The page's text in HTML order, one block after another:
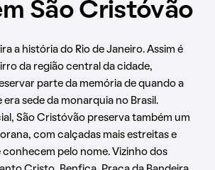
São Cristóvão
a história do Rio de Janeiro. Assim é
da região central da cidade,
parte da memória de quando a
sede da monarquia no Brasil.
São Cristóvão preserva também um
com calçadas mais estreitas e
conhecem pelo nome. Vizinho dos